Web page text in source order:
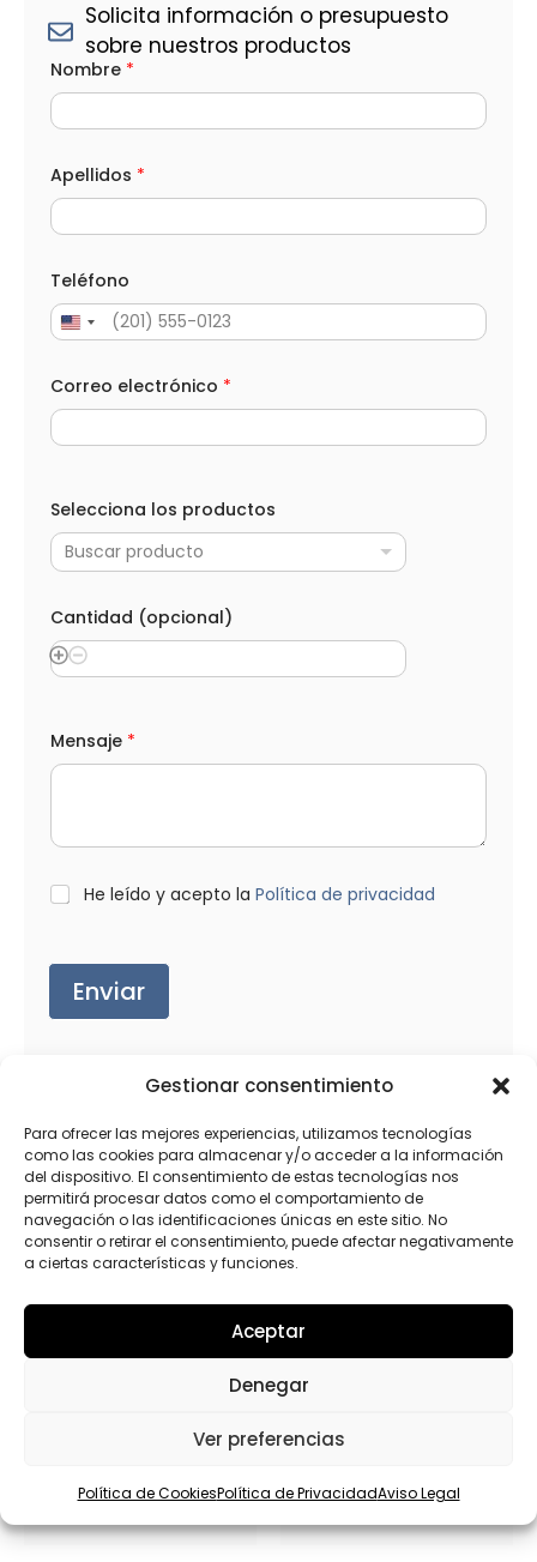
Gestionar consentimiento
Para ofrecer las mejores experiencias, utilizamos tecnologías
como las cookies para almacenar y/o acceder a la información
del dispositivo. El consentimiento de estas tecnologías nos
permitirá procesar datos como el comportamiento de
navegación o las identificaciones únicas en este sitio. No
consentir o retirar el consentimiento, puede afectar negativamente
a ciertas características y funciones.
Aceptar
Denegar
Ver preferencias
Política de CookiesPolítica de PrivacidadAviso Legal
Solicita información o presupuesto
sobre nuestros productos
C
a
t
d
a
d
*
Nombre *
Apellidos *
Teléfono
Correo electrónico *
Selecciona los productos
Buscar producto
Cantidad (opcional)
Mensaje *
L
*
He leído y acepto la Política de privacidad
Enviar
Productos relacionados